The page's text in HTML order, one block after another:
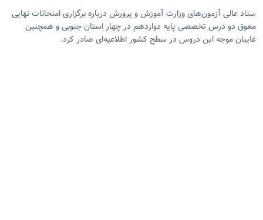
ستاد عالی آزمون‌های وزارت آموزش و پرورش درباره برگزاری امتحانات نهایی
معوق دو درس تخصصی پایه دوازدهم در چهار استان جنوبی و همچنین
غایبان موجه این دروس در سطح کشور اطلاعیه‌ای صادر کرد.